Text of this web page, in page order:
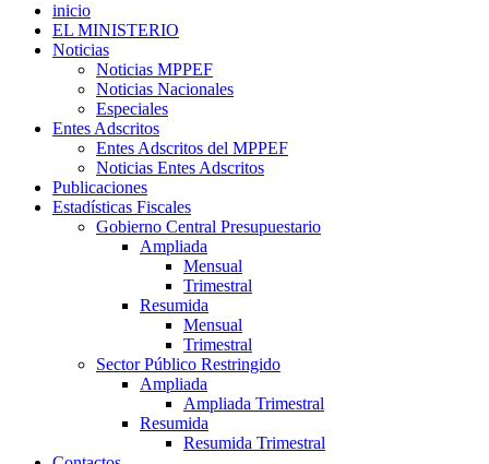
inicio
EL MINISTERIO
Noticias
Noticias MPPEF
Noticias Nacionales
Especiales
Entes Adscritos
Entes Adscritos del MPPEF
Noticias Entes Adscritos
Publicaciones
Estadísticas Fiscales
Gobierno Central Presupuestario
Ampliada
Mensual
Trimestral
Resumida
Mensual
Trimestral
Sector Público Restringido
Ampliada
Ampliada Trimestral
Resumida
Resumida Trimestral